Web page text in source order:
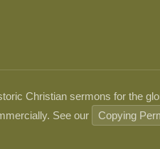
Christian sermons for the
See our
Copying